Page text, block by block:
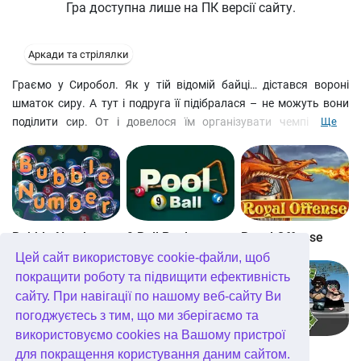
Цей сайт використовує cookie-файли, щоб
покращити роботу та підвищити ефективність
сайту. При навігації по нашому веб-сайту Ви
погоджуєтесь з тим, що ми зберігаємо та
використовуємо cookies на Вашому пристрої
для покращення користування даним сайтом.
Гра доступна лише на ПК версії сайту.
Аркади та стрілялки
Граємо у Сиробол. Як у тій відомій байці… дістався вороні
шматок сиру. А тут і подруга її підібралася – не можуть вони
поділити сир. От і довелося їм організувати чемпіонат із
взяти участь у цій кумедній грі. З самими серйозними
правилами. Вам знадобиться Flash 8 plug-in від Macromedia,
щоб грати.
Ще
Bubble Number 9 Ball Pool Royal Offense
Blockz! Королівство Кітта Go Repo